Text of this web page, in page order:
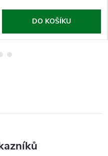
DO KOŠÍKU